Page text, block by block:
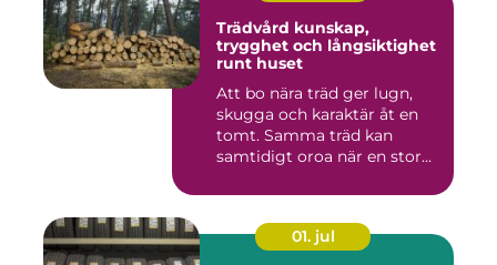
Trädvård kunskap,
trygghet och långsiktighet
runt huset
Att bo nära träd ger lugn,
skugga och karaktär åt en
tomt. Samma träd kan
samtidigt oroa när en stor...
01. jul